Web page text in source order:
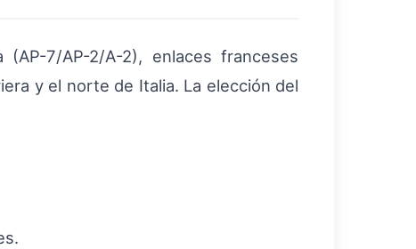
7/AP-2/A-2), enlaces franceses
y el norte de Italia. La elección del